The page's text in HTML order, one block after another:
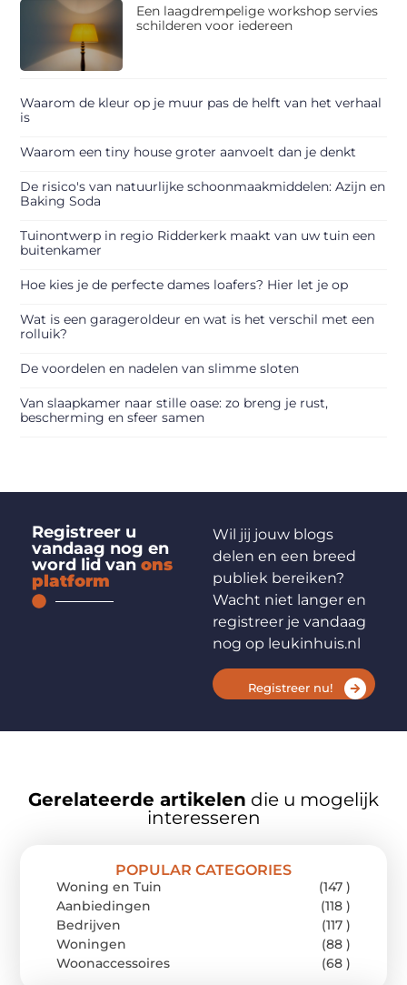
Een laagdrempelige workshop servies
schilderen voor iedereen
Waarom de kleur op je muur pas de helft van het verhaal
is
Waarom een tiny house groter aanvoelt dan je denkt
De risico's van natuurlijke schoonmaakmiddelen: Azijn en
Baking Soda
Tuinontwerp in regio Ridderkerk maakt van uw tuin een
buitenkamer
Hoe kies je de perfecte dames loafers? Hier let je op
Wat is een garageroldeur en wat is het verschil met een
rolluik?
De voordelen en nadelen van slimme sloten
Van slaapkamer naar stille oase: zo breng je rust,
bescherming en sfeer samen
Registreer u
vandaag nog en
word lid van ons
platform
Wil jij jouw blogs
delen en een breed
publiek bereiken?
Wacht niet langer en
registreer je vandaag
nog op leukinhuis.nl
Registreer nu!
Gerelateerde artikelen die u mogelijk
interesseren
POPULAR CATEGORIES
Woning en Tuin
(147 )
Aanbiedingen
(118 )
Bedrijven
(117 )
Woningen
(88 )
Woonaccessoires
(68 )